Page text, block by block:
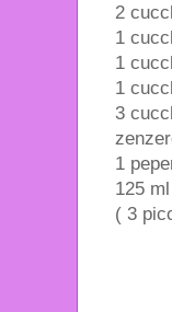
2
1
1
1
3
1
125
( 3